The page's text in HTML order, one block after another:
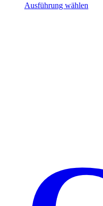
Ausführung wählen